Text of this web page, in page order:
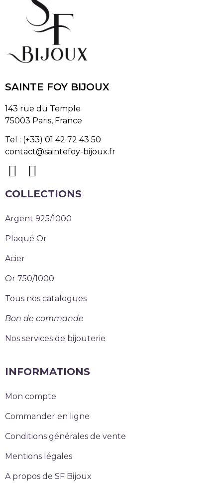
SAINTE FOY BIJOUX
143 rue du Temple
75003 Paris, France
Tel : (+33) 01 42 72 43 50
contact@saintefoy-bijoux.fr
COLLECTIONS
Argent 925/1000
Plaqué Or
Acier
Or 750/1000
Tous nos catalogues
Bon de commande
Nos services de bijouterie
INFORMATIONS
Mon compte
Commander en ligne
Conditions générales de vente
Mentions légales
A propos de SF Bijoux